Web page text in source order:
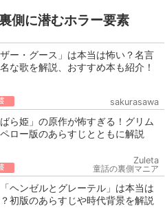
側に潜むホラー要素
ザー・グース」は本当は怖い？名言
な歌を解説、おすすめ本も紹介！
sakurasawa
ばら姫」の原作が怖すぎる！グリム
ロー版のあらすじとともに解説
Zuleta
童話の裏側マニア
ヘンゼルとグレーテル」は本当は
初版のあらすじや時代背景を解説